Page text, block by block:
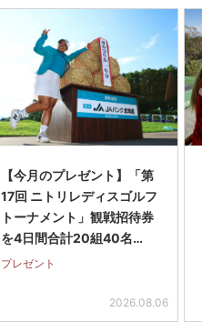
【今月のプレゼント】「第
17回 ニトリレディスゴルフ
トーナメント」観戦招待券
を4日間合計20組40名…
プレゼント
2026.08.06